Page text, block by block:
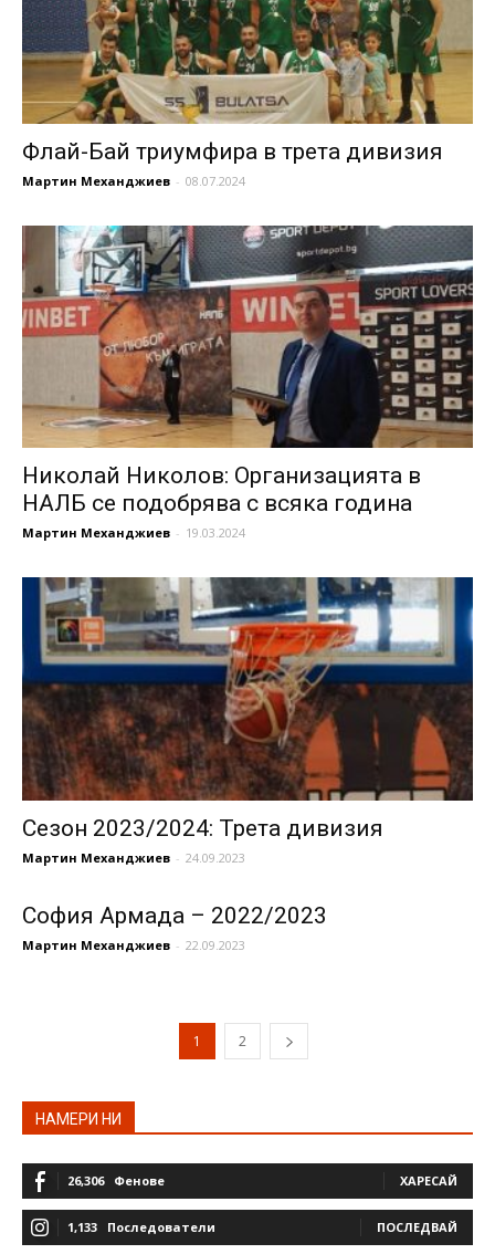
Флай-Бай триумфира в трета дивизия
Мартин Механджиев - 08.07.2024
Николай Николов: Организацията в
НАЛБ се подобрява с всяка година
Мартин Механджиев - 19.03.2024
Сезон 2023/2024: Трета дивизия
Мартин Механджиев - 24.09.2023
София Армада – 2022/2023
Мартин Механджиев - 22.09.2023
1 2
НАМЕРИ НИ
26,306 Фенове ХАРЕСАЙ
1,133 Последователи ПОСЛЕДВАЙ